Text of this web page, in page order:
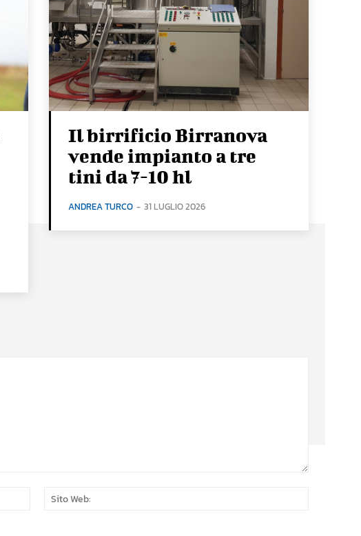
Il birrificio Birranova
vende impianto a tre
tini da 7-10 hl
ANDREA TURCO - 31 LUGLIO 2026
Email:*